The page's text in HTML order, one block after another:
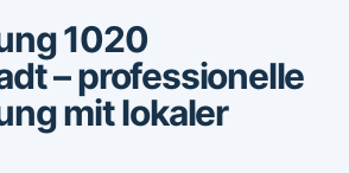
1020
– professionelle
mit lokaler